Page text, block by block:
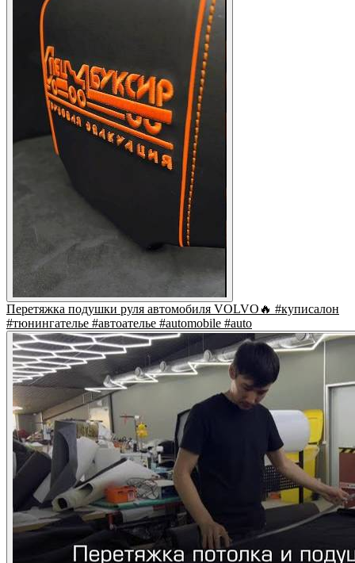
Перетяжка подушки руля автомобиля VOLVO🔥 #куписалон
#тюнингателье #автоателье #automobile #auto